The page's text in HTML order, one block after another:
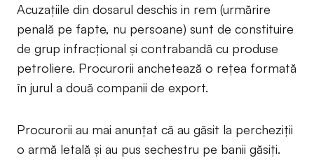
Acuzațiile din dosarul deschis in rem (urmărire
penală pe fapte, nu persoane) sunt de constituire
de grup infracțional și contrabandă cu produse
petroliere. Procurorii anchetează o rețea formată
în jurul a două companii de export.
Procurorii au mai anunțat că au găsit la percheziții
o armă letală și au pus sechestru pe banii găsiți.